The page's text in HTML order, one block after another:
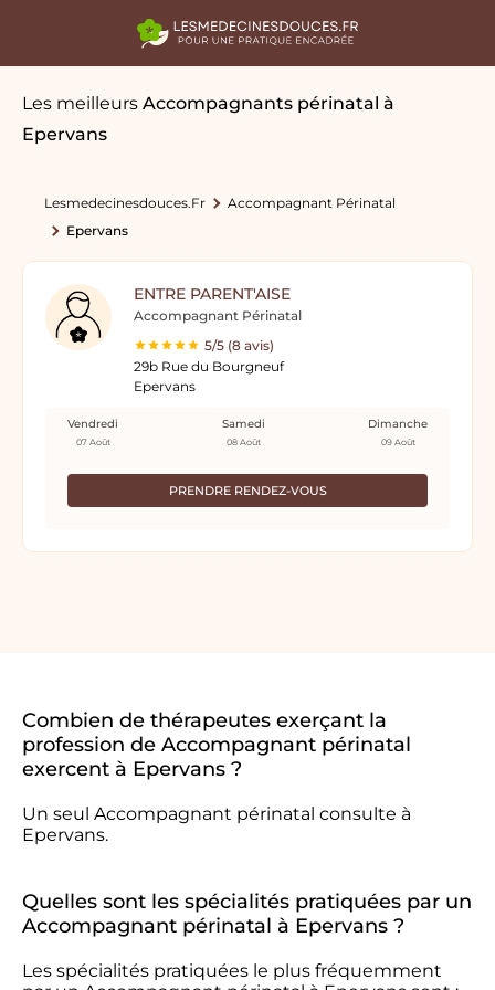
Les meilleurs Accompagnants périnatal à
Epervans
Lesmedecinesdouces.fr
Accompagnant Périnatal
Epervans
ENTRE PARENT'AISE
Accompagnant Périnatal
5/5 (8 avis)
29b Rue du Bourgneuf
Epervans
PRENDRE RENDEZ-VOUS
Vendredi
07 Août
Samedi
08 Août
Dimanche
09 Août
Combien de thérapeutes exerçant la
profession de Accompagnant périnatal
exercent à Epervans ?
Un seul Accompagnant périnatal consulte à
Epervans.
Quelles sont les spécialités pratiquées par un
Accompagnant périnatal à Epervans ?
Les spécialités pratiquées le plus fréquemment